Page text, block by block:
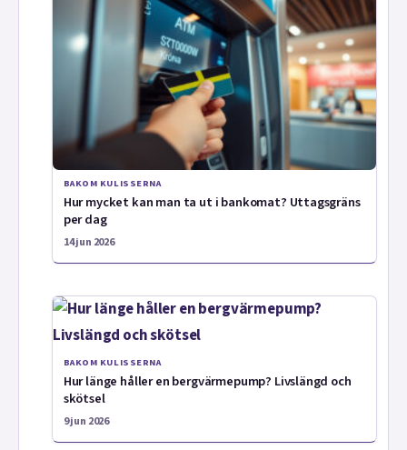
BAKOM KULISSERNA
Hur mycket kan man ta ut i bankomat? Uttagsgräns
per dag
14 jun 2026
BAKOM KULISSERNA
Hur länge håller en bergvärmepump? Livslängd och
skötsel
9 jun 2026